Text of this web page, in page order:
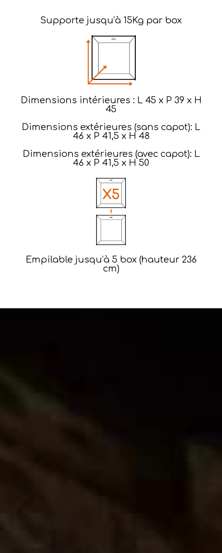
Supporte jusqu’à 15Kg par box​
Dimensions intérieures : L 45 x P 39 x H
45
Dimensions extérieures (sans capot): L
46 x P 41,5 x H 48
Dimensions extérieures (avec capot): L
46 x P 41,5 x H 50
Empilable jusqu’à 5 box (hauteur 236
cm)